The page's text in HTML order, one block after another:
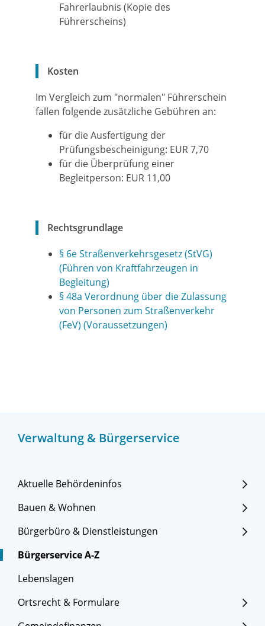
Verwaltung & Bürgerservice
Aktuelle Behördeninfos
Bauen & Wohnen
Bürgerbüro & Dienstleistungen
Bürgerservice A-Z
Lebenslagen
Ortsrecht & Formulare
Fahrerlaubnis (Kopie des
Führerscheins)
Kosten
Im Vergleich zum "normalen" Führerschein
fallen folgende zusätzliche Gebühren an:
für die Ausfertigung der
Prüfungsbescheinigung: EUR 7,70
für die Überprüfung einer
Begleitperson: EUR 11,00
Rechtsgrundlage
§ 6e Straßenverkehrsgesetz (StVG)
(Führen von Kraftfahrzeugen in
Begleitung)
§ 48a Verordnung über die Zulassung
von Personen zum Straßenverkehr
(FeV) (Voraussetzungen)